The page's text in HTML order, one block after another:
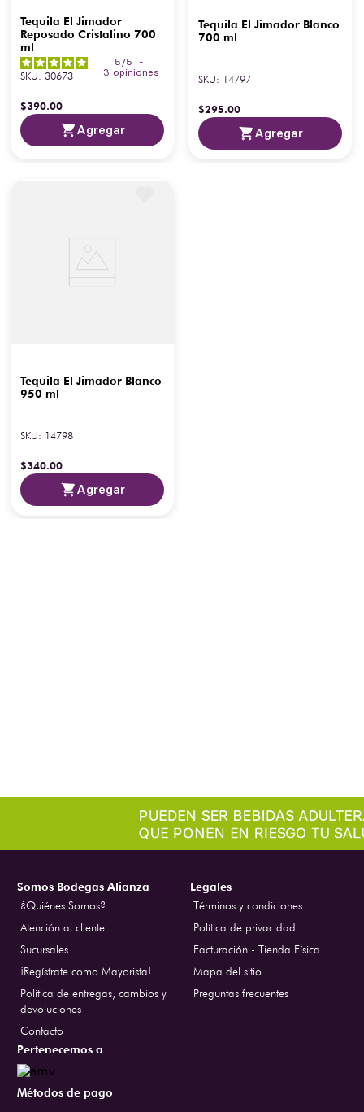
Tequila El Jimador
Reposado Cristalino 700
ml
5/5
-
3 opiniones
SKU: 30673
$390.00
Agregar
Tequila El Jimador Blanco
700 ml
SKU: 14797
$295.00
Agregar
Tequila El Jimador Blanco
950 ml
SKU: 14798
$340.00
Agregar
Somos Bodegas Alianza
¿Quiénes Somos?
Atención al cliente
Sucursales
¡Regístrate como Mayorista!
Politica de entregas, cambios y
devoluciones
Contacto
Legales
Términos y condiciones
Política de privacidad
Facturación - Tienda Física
Mapa del sitio
Preguntas frecuentes
Pertenecemos a
Métodos de pago